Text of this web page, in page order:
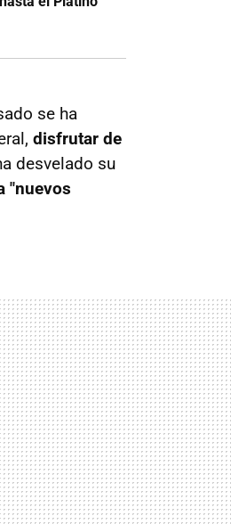
se ha
disfrutar de
desvelado su
"nuevos